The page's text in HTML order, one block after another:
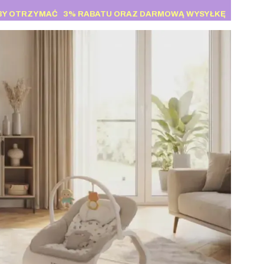
OTRZYMAĆ 3% RABATU ORAZ DARMOWĄ WYSYŁKĘ